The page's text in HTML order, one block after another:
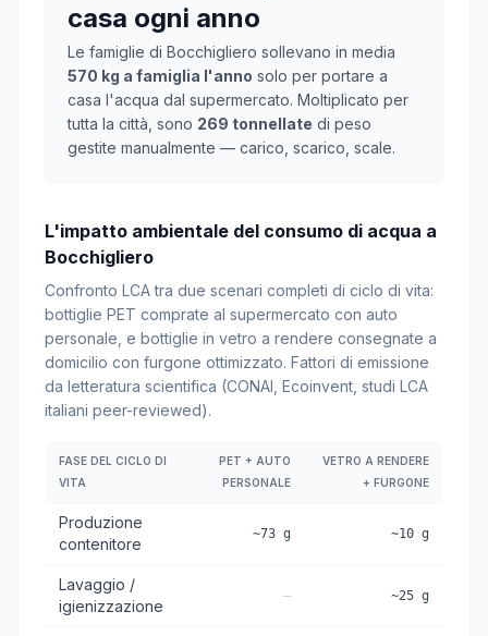
casa ogni anno
Le famiglie di Bocchigliero sollevano in media
570 kg a famiglia l'anno solo per portare a
casa l'acqua dal supermercato. Moltiplicato per
tutta la città, sono 269 tonnellate di peso
gestite manualmente — carico, scarico, scale.
L'impatto ambientale del consumo di acqua a
Bocchigliero
Confronto LCA tra due scenari completi di ciclo di vita:
bottiglie PET comprate al supermercato con auto
personale, e bottiglie in vetro a rendere consegnate a
domicilio con furgone ottimizzato. Fattori di emissione
da letteratura scientifica (CONAI, Ecoinvent, studi LCA
italiani peer-reviewed).
FASE DEL CICLO DI
VITA
PET + AUTO
PERSONALE
VETRO A RENDERE
+ FURGONE
Produzione
contenitore
~73 g ~10 g
Lavaggio /
igienizzazione
— ~25 g